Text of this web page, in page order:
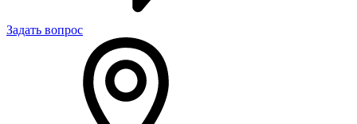
Задать вопрос